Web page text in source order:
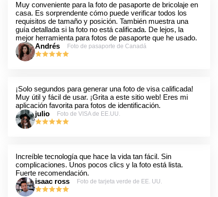
Muy conveniente para la foto de pasaporte de bricolaje en
casa. Es sorprendente cómo puede verificar todos los
requisitos de tamaño y posición. También muestra una
guía detallada si la foto no está calificada. De lejos, la
mejor herramienta para fotos de pasaporte que he usado.
Andrés
Foto de pasaporte de Canadá
¡Solo segundos para generar una foto de visa calificada!
Muy útil y fácil de usar. ¡Grita a este sitio web! Eres mi
aplicación favorita para fotos de identificación.
julio
Foto de VISA de EE.UU.
Increíble tecnología que hace la vida tan fácil. Sin
complicaciones. Unos pocos clics y la foto está lista.
Fuerte recomendación.
isaac ross
Foto de tarjeta verde de EE. UU.